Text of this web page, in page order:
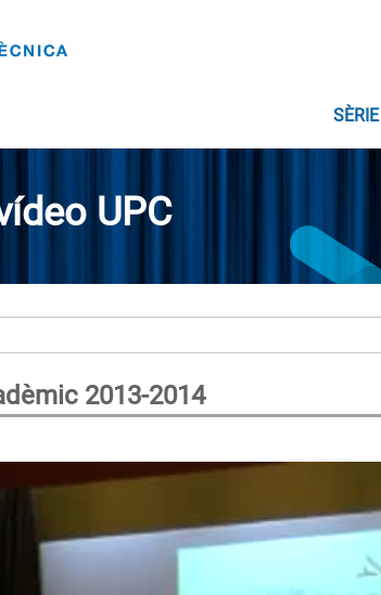
SÈRIE
UPC
2013-2014